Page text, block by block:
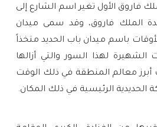
فاروق الأول تغير اسم الشارع إلى
الملك فاروق، وقد سمى ميدان
باسم ميدان باب الحديد متخذاً
لهذا السور والتي أزالها
أبرز معالم المنطقة في ذلك الوقت
الرئيسية في ذلك المكان.